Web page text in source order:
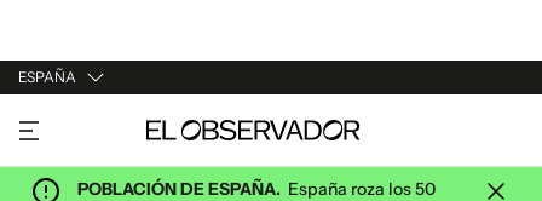
ESPAÑA
URUGUAY
ARGENTINA
POBLACIÓN DE ESPAÑA. España roza los 50